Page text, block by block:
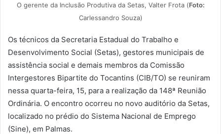
O gerente da Inclusão Produtiva da Setas, Valter Frota (Foto:
Carlessandro Souza)
Os técnicos da Secretaria Estadual do Trabalho e
Desenvolvimento Social (Setas), gestores municipais de
assistência social e demais membros da Comissão
Intergestores Bipartite do Tocantins (CIB/TO) se reuniram
nessa quarta-feira, 15, para a realização da 148ª Reunião
Ordinária. O encontro ocorreu no novo auditório da Setas,
localizado no prédio do Sistema Nacional de Emprego
(Sine), em Palmas.